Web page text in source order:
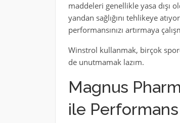
maddeleri genellikle yasa dışı
yandan sağlığını tehlikeye
performansınızı artırmaya
Winstrol kullanmak, birçok
de unutmamak lazım.
Magnus
ile